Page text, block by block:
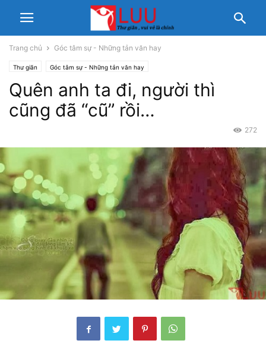
Trang chủ Góc tâm sự - Những tản văn hay
Thư giãn Góc tâm sự - Những tản văn hay
Quên anh ta đi, người thì
cũng đã “cũ” rồi…
272